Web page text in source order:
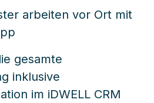
arbeiten vor Ort mit
gesamte
inklusive
im iDWELL CRM